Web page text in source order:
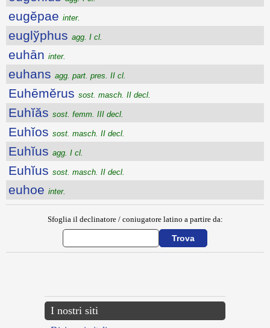
eugĕpae inter.
euglўphus agg. I cl.
euhān inter.
euhans agg. part. pres. II cl.
Euhēmĕrus sost. masch. II decl.
Euhĭăs sost. femm. III decl.
Euhĭos sost. masch. II decl.
Euhĭus agg. I cl.
Euhĭus sost. masch. II decl.
euhoe inter.
Sfoglia il declinatore / coniugatore latino a partire da:
I nostri siti